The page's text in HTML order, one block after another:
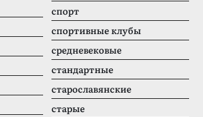
спорт
спортивные клубы
средневековые
стандартные
старославянские
старые